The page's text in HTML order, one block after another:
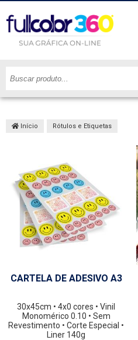
Início Rótulos e Etiquetas
CARTELA DE ADESIVO A3
30x45cm • 4x0 cores • Vinil
Monomérico 0.10 • Sem
Revestimento • Corte Especial •
Liner 140g